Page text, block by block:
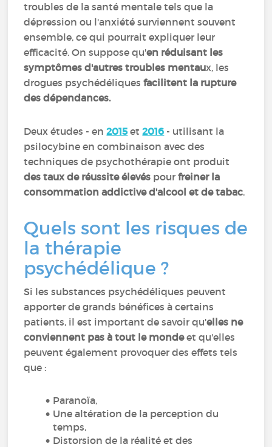
troubles de la santé mentale tels que la
dépression ou l'anxiété surviennent souvent
ensemble, ce qui pourrait expliquer leur
efficacité. On suppose qu'en réduisant les
symptômes d'autres troubles mentaux, les
drogues psychédéliquesfacilitent la rupture
des dépendances.
Deux études - en2015et2016 - utilisant la
psilocybine en combinaison avec des
techniques de psychothérapie ont produit
des taux de réussite élevés pourfreiner la
consommation addictive d'alcool et de tabac.
Quels sont les risques de
la thérapie
psychédélique ?
Si les substances psychédéliques peuvent
apporter de grands bénéfices à certains
patients, il est important de savoir qu'elles ne
conviennent pas à tout le mondeet qu'elles
peuvent également provoquer des effets tels
que :
Paranoïa,
Une altération de la perception du
temps,
Distorsion de la réalité et des